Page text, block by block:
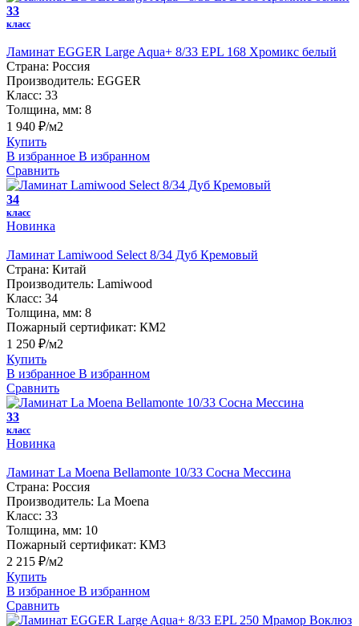
33
класс
Ламинат EGGER Large Aqua+ 8/33 EPL 168 Хромикс белый
Страна: Россия
Производитель: EGGER
Класс: 33
Толщина, мм: 8
1 940 ₽/м2
Купить
В избранное В избранном
Сравнить
34
класс
Новинка
Ламинат Lamiwood Select 8/34 Дуб Кремовый
Страна: Китай
Производитель: Lamiwood
Класс: 34
Толщина, мм: 8
Пожарный сертификат: КМ2
1 250 ₽/м2
Купить
В избранное В избранном
Сравнить
33
класс
Новинка
Ламинат La Moena Bellamonte 10/33 Сосна Мессина
Страна: Россия
Производитель: La Moena
Класс: 33
Толщина, мм: 10
Пожарный сертификат: КМ3
2 215 ₽/м2
Купить
В избранное В избранном
Сравнить